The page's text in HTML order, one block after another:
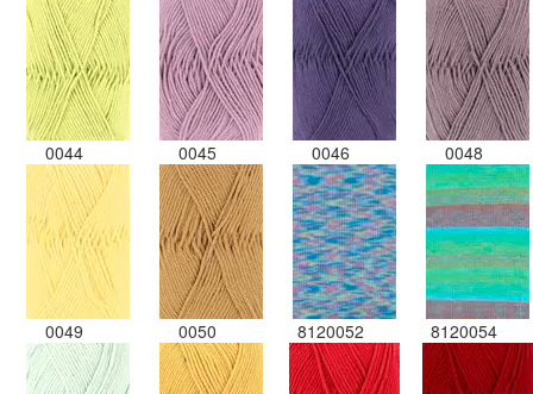
0044 0045 0046 0048
0049 0050 8120052 8120054